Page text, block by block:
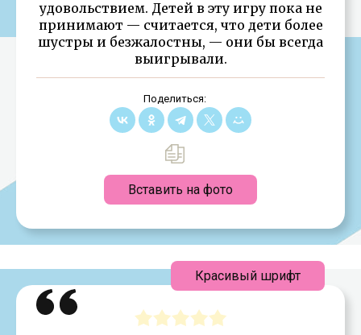
удовольствием. Детей в эту игру пока не
принимают — считается, что дети более
шустры и безжалостны, — они бы всегда
выигрывали.
Поделиться:
Вставить на фото
Красивый шрифт